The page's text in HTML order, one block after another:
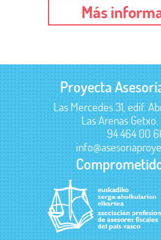
Más
Proyecta
Las Mercedes 31, edif.
Las Arenas
94 464 00